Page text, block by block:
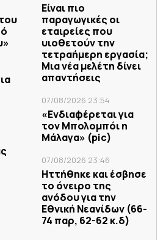
Είναι πιο
παραγωγικές οι
εταιρείες που
υιοθετούν την
τετραήμερη εργασία;
Μια νέα μελέτη δίνει
απαντήσεις
07/08/2026 23:54
«Ενδιαφέρεται για
τον Μπολομπόι η
Μάλαγα» (pic)
07/08/2026 23:46
Ηττήθηκε και έσβησε
το όνειρο της
ανόδου για την
Εθνική Νεανίδων (66-
74 παρ, 62-62 κ.δ)